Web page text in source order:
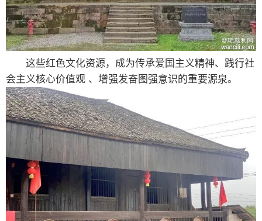
这些红色文化资源，成为传承爱国主义精神、践行社
会主义核心价值观 、增强发奋图强意识的重要源泉。